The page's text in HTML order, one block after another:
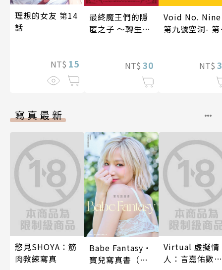
理想的女友 第14
話
NT$ 15
最終魔王們的隱
匿之子 ～轉生到
所欲地開發「魔
導語言《Magic
Code》」～ 第
NT$ 30
Void No.
第九號空洞- 第
NT$
寫真最新
慾見SHOYA：筋
肉教練寫真
Babe Fantasy‧
寶兒寫真書（加
Virtual 虛擬情
人：言嘉佑數位